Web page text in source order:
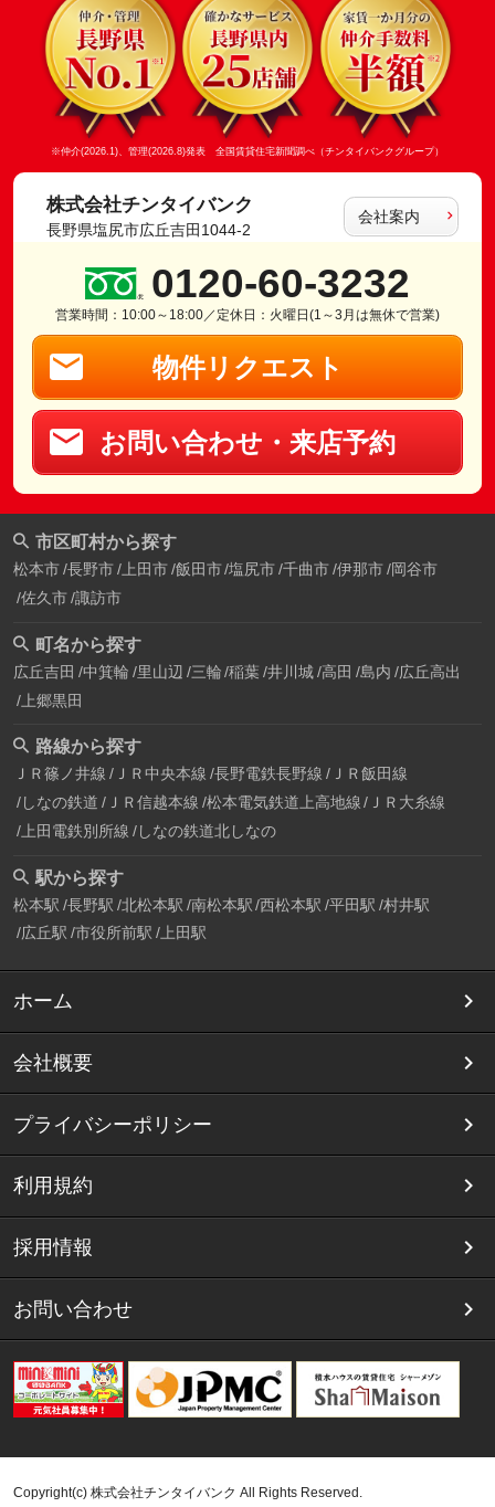
※仲介(2026.1)、管理(2026.8)発表 全国賃貸住宅新聞調べ（チンタイバンクグループ）
株式会社チンタイバンク
長野県塩尻市広丘吉田1044-2
会社案内
0120-60-3232
営業時間：10:00～18:00／定休日：火曜日(1～3月は無休で営業)
物件リクエスト
お問い合わせ・来店予約
市区町村から探す
松本市 長野市 上田市 飯田市 塩尻市 千曲市 伊那市 岡谷市
佐久市 諏訪市
町名から探す
広丘吉田 中箕輪 里山辺 三輪 稲葉 井川城 高田 島内 広丘高出
上郷黒田
路線から探す
ＪＲ篠ノ井線 ＪＲ中央本線 長野電鉄長野線 ＪＲ飯田線
しなの鉄道 ＪＲ信越本線 松本電気鉄道上高地線
ＪＲ大糸線
上田電鉄別所線 しなの鉄道北しなの
駅から探す
松本駅 長野駅 北松本駅 南松本駅 西松本駅 平田駅 村井駅
広丘駅 市役所前駅 上田駅
ホーム
会社概要
プライバシーポリシー
利用規約
採用情報
お問い合わせ
Copyright(c) 株式会社チンタイバンク All Rights Reserved.